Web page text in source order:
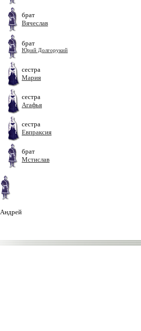
брат
Вячеслав
брат
Юрий Долгорукий
сестра
Мария
сестра
Агафья
сестра
Евпраксия
брат
Мстислав
Андрей